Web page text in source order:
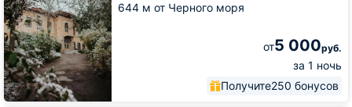
644 м от Черного моря
от5 000руб.
за 1 ночь
Получите250 бонусов